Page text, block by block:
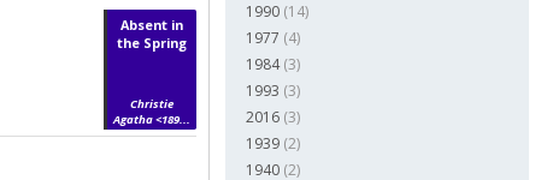
Absent in
the Spring
Christie
Agatha <189...
1990 (14)
1977 (4)
1984 (3)
1993 (3)
2016 (3)
1939 (2)
1940 (2)